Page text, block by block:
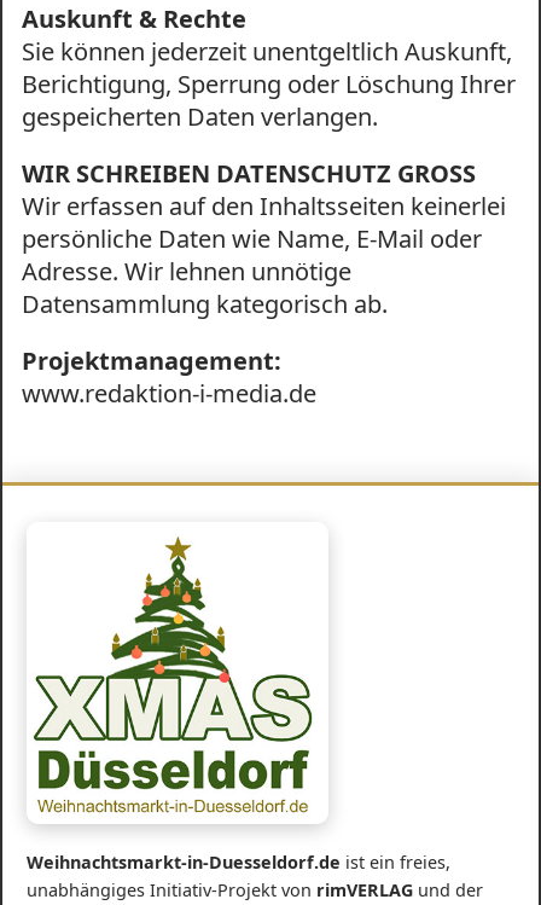
Auskunft & Rechte
Sie können jederzeit unentgeltlich Auskunft,
Berichtigung, Sperrung oder Löschung Ihrer
gespeicherten Daten verlangen.
WIR SCHREIBEN DATENSCHUTZ GROSS
Wir erfassen auf den Inhaltsseiten keinerlei
persönliche Daten wie Name, E-Mail oder
Adresse. Wir lehnen unnötige
Datensammlung kategorisch ab.
Projektmanagement:
www.redaktion-i-media.de
Weihnachtsmarkt-in-Duesseldorf.de ist ein freies,
unabhängiges Initiativ-Projekt von rimVERLAG und der